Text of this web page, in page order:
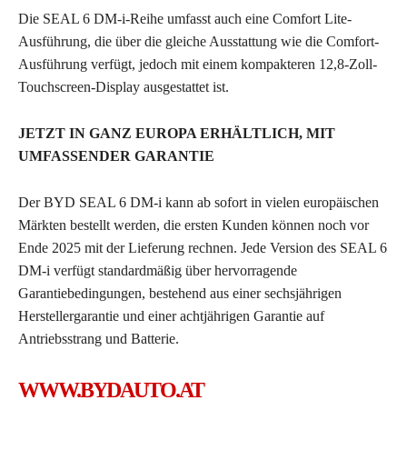
Die SEAL 6 DM-i-Reihe umfasst auch eine Comfort Lite-
Ausführung, die über die gleiche Ausstattung wie die Comfort-
Ausführung verfügt, jedoch mit einem kompakteren 12,8-Zoll-
Touchscreen-Display ausgestattet ist.
JETZT IN GANZ EUROPA ERHÄLTLICH, MIT
UMFASSENDER GARANTIE
Der BYD SEAL 6 DM-i kann ab sofort in vielen europäischen
Märkten bestellt werden, die ersten Kunden können noch vor
Ende 2025 mit der Lieferung rechnen. Jede Version des SEAL 6
DM-i verfügt standardmäßig über hervorragende
Garantiebedingungen, bestehend aus einer sechsjährigen
Herstellergarantie und einer achtjährigen Garantie auf
Antriebsstrang und Batterie.
WWW.BYDAUTO.AT